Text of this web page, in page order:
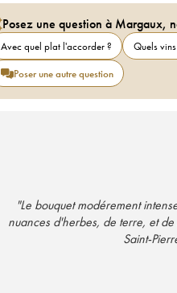
Posez une question à Margaux,
Avec quel plat l'accorder ? Quels
Poser une autre question
"Le bouquet modérement
nuances d'herbes, de terre, et
Saint-